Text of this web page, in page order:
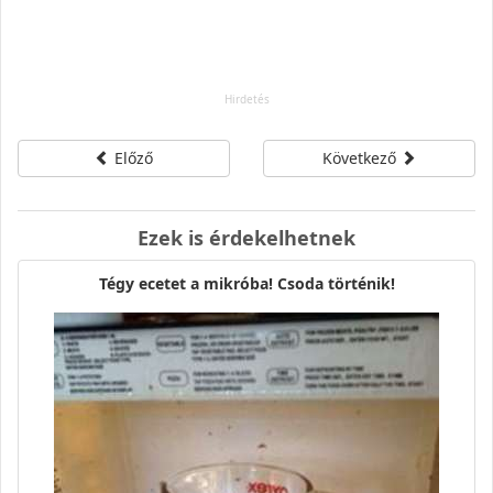
Előző Következő
Ezek is érdekelhetnek
Tégy ece­tet a mik­róba! Csoda tör­té­nik!